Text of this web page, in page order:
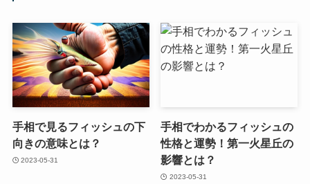
手相で見るフィッシュの下
向きの意味とは？
2023-05-31
手相でわかるフィッシュの
性格と運勢！第一火星丘の
影響とは？
2023-05-31